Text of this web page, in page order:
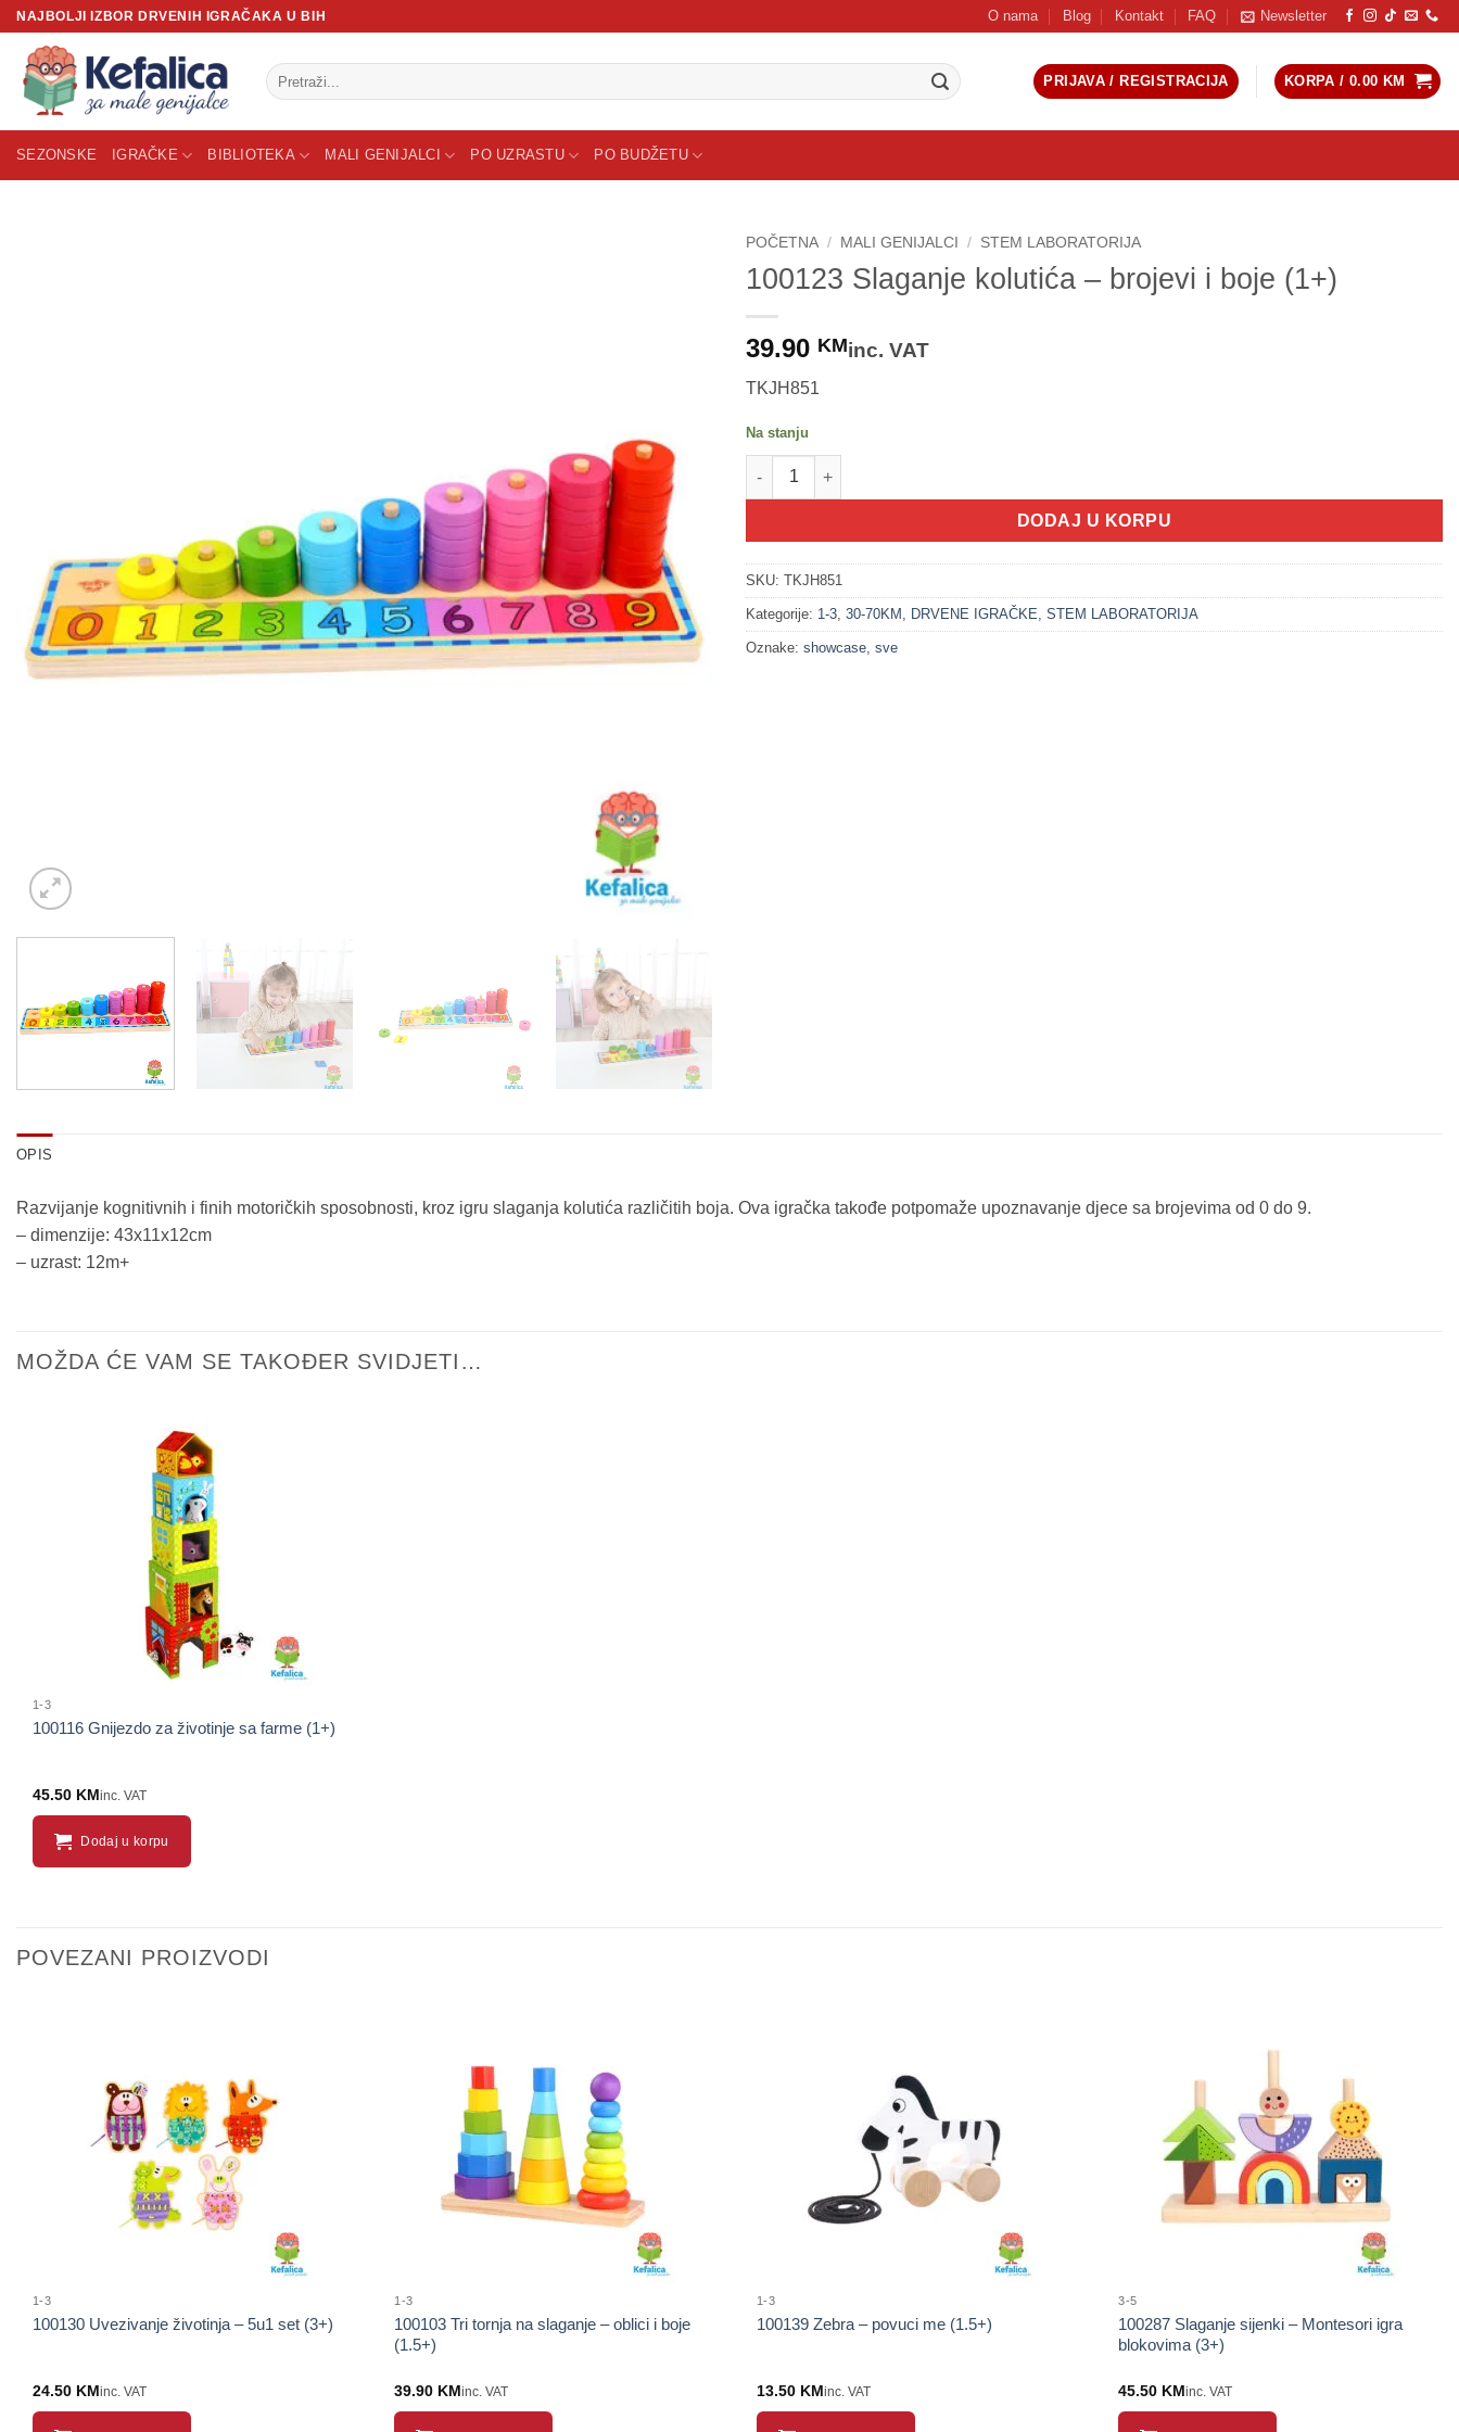
Skip
content
NAJBOLJI IZBOR DRVENIH IGRAČAKA U BIH O nama Blog Kontakt FAQ Newsletter
Pretraži:
PRIJAVA / REGISTRACIJA KORPA / 0.00 KM
SEZONSKE IGRAČKE BIBLIOTEKA MALI GENIJALCI PO UZRASTU PO BUDŽETU
POČETNA / MALI GENIJALCI / STEM LABORATORIJA
100123 Slaganje kolutića – brojevi i boje (1+)
39.90 KMinc. VAT
TKJH851
Na stanju
100123 Slaganje kolutića - brojevi i boje (1+) količina
DODAJ U KORPU
SKU: TKJH851
Kategorije: 1-3, 30-70KM , DRVENE IGRAČKE, STEM LABORATORIJA
Oznake: showcase, sve
OPIS
Razvijanje kognitivnih i finih motoričkih sposobnosti, kroz igru slaganja kolutića različitih boja. Ova igračka takođe potpomaže upoznavanje djece sa brojevima od 0 do 9.
– dimenzije: 43x11x12cm
– uzrast: 12m+
MOŽDA ĆE VAM SE TAKOĐER SVIDJETI…
1-3
100116 Gnijezdo za životinje sa farme (1+)
45.50 KMinc. VAT
Dodaj u korpu
POVEZANI PROIZVODI
1-3
100130 Uvezivanje životinja – 5u1 set (3+)
24.50 KMinc. VAT
1-3
100103 Tri tornja na slaganje – oblici i boje
(1.5+)
39.90 KMinc. VAT
1-3
100139 Zebra – povuci me (1.5+)
13.50 KMinc. VAT
3-5
100287 Slaganje sijenki – Montesori igra
blokovima (3+)
45.50 KMinc. VAT